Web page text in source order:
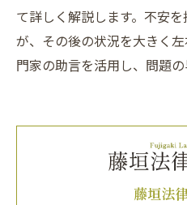
て詳しく解説します。不安
が、その後の状況を大きく
門家の助言を活用し、問題
藤垣法